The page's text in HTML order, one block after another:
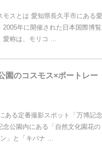
スとは 愛知県長久手市にある愛
年に開催された日本国際博覧
愛称は、モリコ ...
園のコスモス×ポートレー
ある定番撮影スポット「万博記念
公園内にある「自然文化園花の
」と「キバナ ...